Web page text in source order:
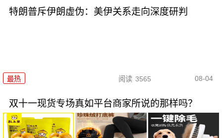
特朗普斥伊朗虚伪：美伊关系走向深度研判
最热 阅读 3565 08-04
双十一现货专场真如平台商家所说的那样吗？